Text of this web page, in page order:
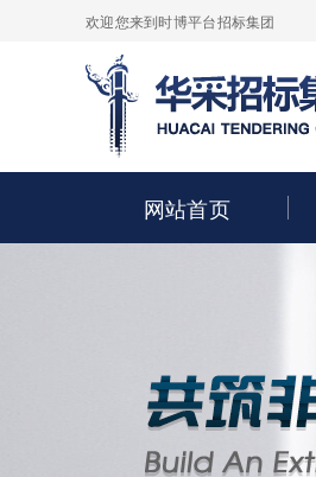
欢迎您来到时博平台招标集团
网站首页